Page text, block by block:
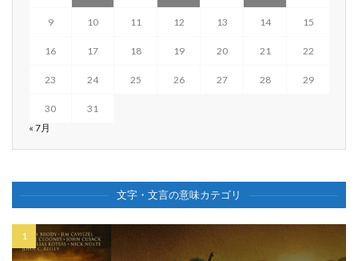
9 10 11 12 13 14 15
16 17 18 19 20 21 22
23 24 25 26 27 28 29
30
31
« 7月
文字・文言の意味カテゴリ